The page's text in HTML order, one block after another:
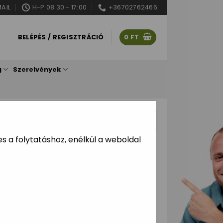
a folytatáshoz, enélkül a weboldal
H-P 08:30 - 17:00 +36702762466
BELÉPÉS / REGISZTRÁCIÓ 0 FT
Szerelvények